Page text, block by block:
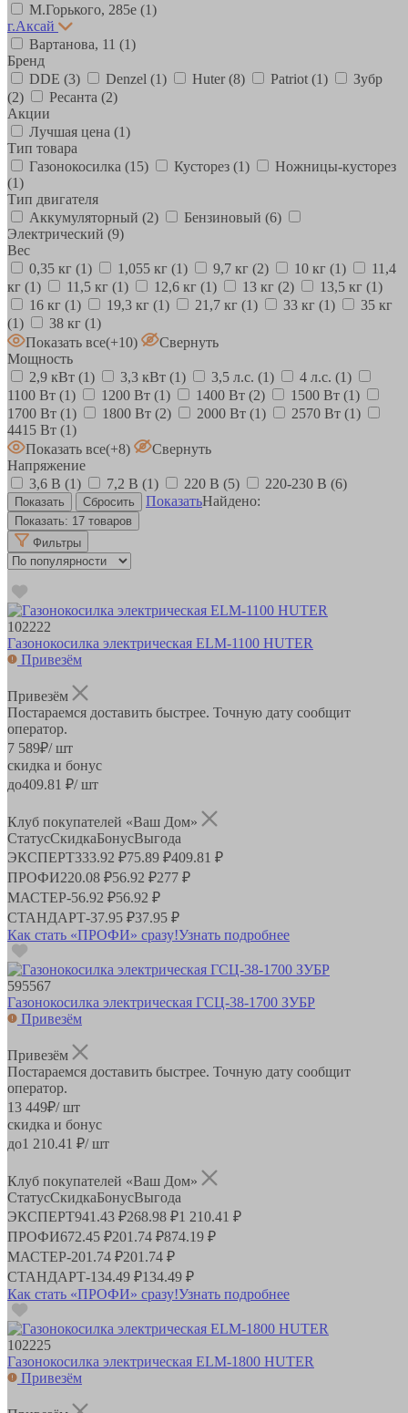
М.Горького, 285е (1)
г.Аксай
Вартанова, 11 (1)
Бренд
DDE (3) Denzel (1) Huter(8) Patriot (1)
Зубр
(2)
Ресанта (2)
Акции
Лучшая цена (1)
Тип товара
Газонокосилка (15) Кусторез (1)
Ножницы-кусторез
(1)
Тип двигателя
Аккумуляторный (2) Бензиновый (6)
Электрический (9)
Вес
0,35 кг (1) 1,055 кг (1) 9,7 кг (2) 10 кг (1)
11,4
кг (1) 11,5 кг (1) 12,6 кг (1) 13 кг (2) 13,5 кг (1)
16 кг (1) 19,3 кг (1) 21,7 кг (1) 33 кг (1)
35 кг
(1)
38 кг (1)
Показать все(+10)
Свернуть
Мощность
2,9 кВт (1) 3,3 кВт (1) 3,5 л.с. (1) 4 л.с. (1)
1100 Вт (1) 1200 Вт (1) 1400 Вт (2) 1500 Вт (1)
1700 Вт (1) 1800 Вт (2) 2000 Вт (1) 2570 Вт (1)
4415 Вт (1)
Показать все(+8)
Свернуть
Напряжение
3,6 В (1) 7,2 В (1) 220 В (5) 220-230 В (6)
ПоказатьНайдено:
Показать: 17 товаров
Фильтры
102222
Газонокосилка электрическая ELM-1100 HUTER
Привезём
Привезём
Постараемся доставить быстрее. Точную дату сообщит
оператор.
7 589₽/ шт
скидка и бонус
до409.81 ₽/ шт
Клуб покупателей «Ваш Дом»
СтатусСкидкаБонусВыгода
ЭКСПЕРТ333.92 ₽75.89 ₽409.81 ₽
ПРОФИ220.08 ₽56.92 ₽277 ₽
МАСТЕР-56.92 ₽56.92 ₽
СТАНДАРТ-37.95 ₽37.95 ₽
Как стать «ПРОФИ» сразу!Узнать подробнее
595567
Газонокосилка электрическая ГСЦ-38-1700 ЗУБР
Привезём
Привезём
Постараемся доставить быстрее. Точную дату сообщит
оператор.
13 449₽/ шт
скидка и бонус
до1 210.41 ₽/ шт
Клуб покупателей «Ваш Дом»
СтатусСкидкаБонусВыгода
ЭКСПЕРТ941.43 ₽268.98 ₽1 210.41 ₽
ПРОФИ672.45 ₽201.74 ₽874.19 ₽
МАСТЕР-201.74 ₽201.74 ₽
СТАНДАРТ-134.49 ₽134.49 ₽
Как стать «ПРОФИ» сразу!Узнать подробнее
102225
Газонокосилка электрическая ELM-1800 HUTER
Привезём